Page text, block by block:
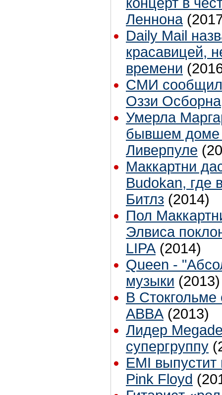
Леннона
Daily Mail
красавицей,
времени
СМИ
Оззи Осборна
Умерла
бывшем доме
Ливерпуле
Маккартни
Budokan, где
Битлз (2014)
Пол
Элвиса
LIPA (2014)
Queen -
музыки (2013)
В Стокгольме
ABBA (2013)
Лидер
супергруппу
EMI
Pink Floyd